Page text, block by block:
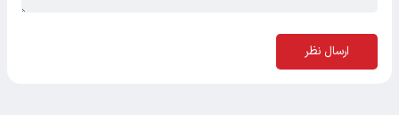
ارسال نظر